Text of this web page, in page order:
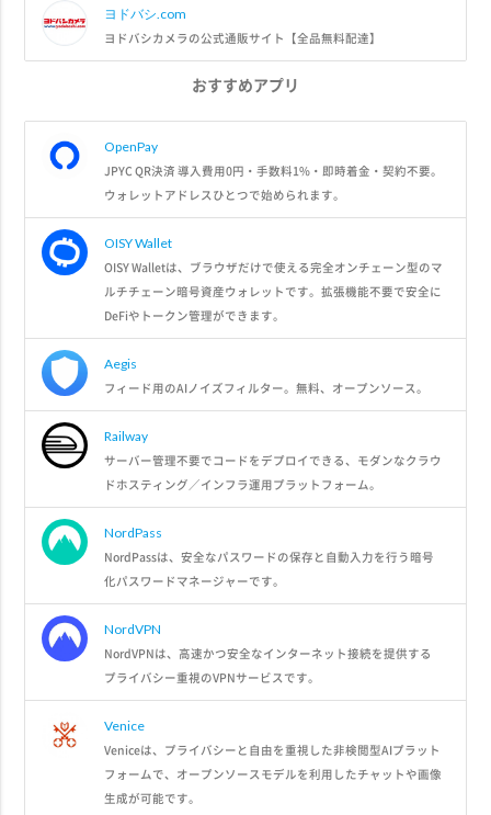
ヨドバシ.com
ヨドバシカメラの公式通販サイト【全品無料配達】
おすすめアプリ
OpenPay
JPYC QR決済 導入費用0円・手数料1%・即時着金・契約不要。
ウォレットアドレスひとつで始められます。
OISY Wallet
OISY Walletは、ブラウザだけで使える完全オンチェーン型のマ
ルチチェーン暗号資産ウォレットです。拡張機能不要で安全に
DeFiやトークン管理ができます。
Aegis
フィード用のAIノイズフィルター。無料、オープンソース。
Railway
サーバー管理不要でコードをデプロイできる、モダンなクラウ
ドホスティング／インフラ運用プラットフォーム。
NordPass
NordPassは、安全なパスワードの保存と自動入力を行う暗号
化パスワードマネージャーです。
NordVPN
NordVPNは、高速かつ安全なインターネット接続を提供する
プライバシー重視のVPNサービスです。
Venice
Veniceは、プライバシーと自由を重視した非検閲型AIプラット
フォームで、オープンソースモデルを利用したチャットや画像
生成が可能です。